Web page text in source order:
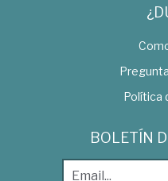
Política
BOLETÍN